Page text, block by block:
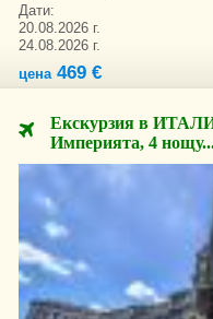
Дати:
20.08.2026 г.
24.08.2026 г.
цена 469 €
Екскурзия в
Империята, 4